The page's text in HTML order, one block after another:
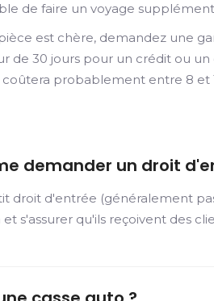
de faire un voyage
est chère, demandez une
de 30 jours pour un crédit ou
coûtera probablement entre 8 et
demander un droit
droit d'entrée (généralement
s'assurer qu'ils reçoivent des